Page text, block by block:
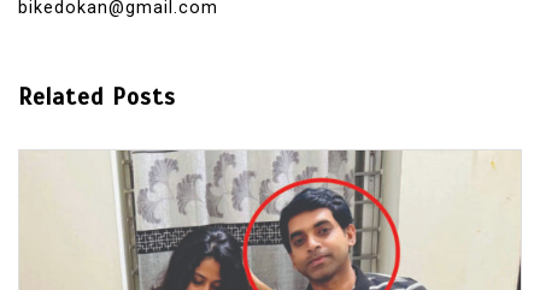
bikedokan@gmail.com
Related Posts